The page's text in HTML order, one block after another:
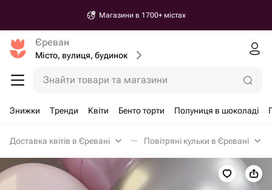
Магазини в 1700+ містах
Єреван
Місто, вулиця, будинок
Знайти товари та магазини
Знижки Тренди Квіти Бенто торти Полуниця в шоколаді
Доставка квітів в Єревані Повітряні кульки в Єревані